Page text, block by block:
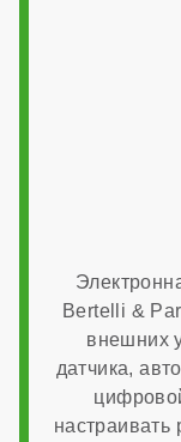
Напряжение
Bertelli &
внешних
датчика,
настраивать